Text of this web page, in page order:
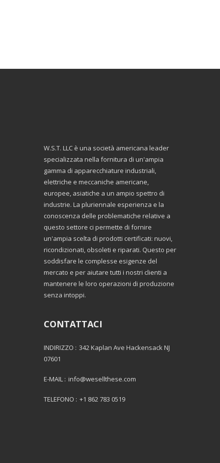
W.S.T. LLC è una società americana leader
specializzata nella fornitura di un'ampia
gamma di apparecchiature industriali,
elettriche e meccaniche americane,
europee, asiatiche a un ampio spettro di
industrie. La pluriennale esperienza e la
conoscenza delle problematiche relative a
questo settore ci permette di fornire
un'ampia scelta di prodotti certificati: nuovi,
ricondizionati, obsoleti e riparati. Questo per
soddisfare le complesse esigenze del
mercato e per aiutare tutti i nostri clienti a
mantenere le loro operazioni di produzione
senza intoppi.
CONTATTACI
INDIRIZZO : 342 Kaplan Ave Hackensack NJ
07601
E-MAIL : info@wesellthese.com
TELEFONO : +1 862 783 0519